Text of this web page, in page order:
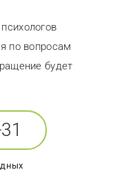
по вопросам
будет